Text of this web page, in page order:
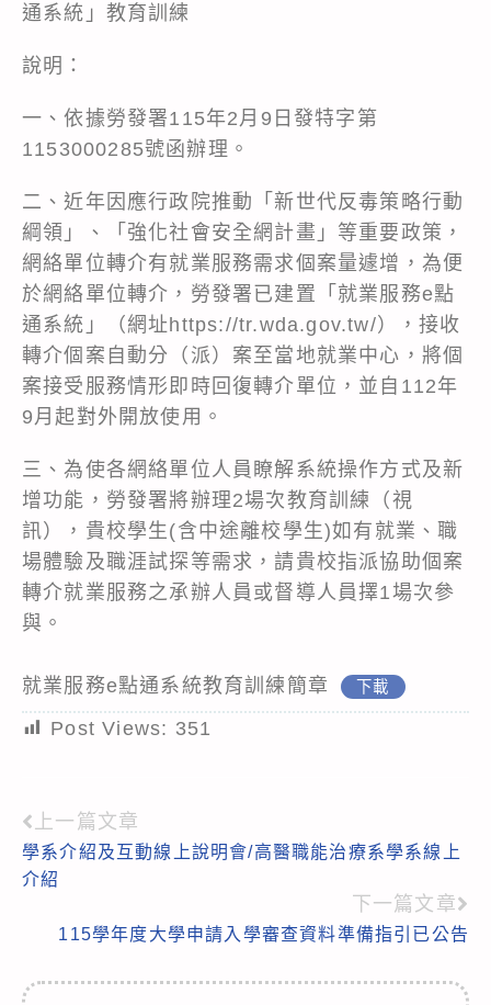
通系統」教育訓練
說明：
一、依據勞發署115年2月9日發特字第
1153000285號函辦理。
二、近年因應行政院推動「新世代反毒策略行動
綱領」、「強化社會安全網計畫」等重要政策，
網絡單位轉介有就業服務需求個案量遽增，為便
於網絡單位轉介，勞發署已建置「就業服務e點
通系統」（網址https://tr.wda.gov.tw/），接收
轉介個案自動分（派）案至當地就業中心，將個
案接受服務情形即時回復轉介單位，並自112年
9月起對外開放使用。
三、為使各網絡單位人員瞭解系統操作方式及新
增功能，勞發署將辦理2場次教育訓練（視
訊），貴校學生(含中途離校學生)如有就業、職
場體驗及職涯試探等需求，請貴校指派協助個案
轉介就業服務之承辦人員或督導人員擇1場次參
與。
就業服務e點通系統教育訓練簡章 下載
Post Views: 351
Read
more
上一篇文章
學系介紹及互動線上說明會/高醫職能治療系學系線上
介紹
下一篇文章
115學年度大學申請入學審查資料準備指引已公告